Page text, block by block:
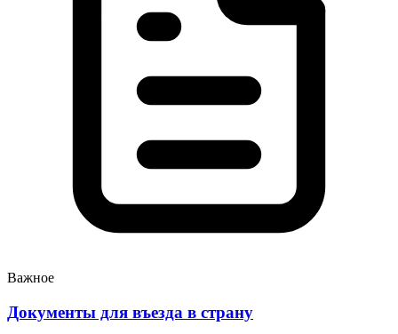
Важное
Документы для въезда в страну